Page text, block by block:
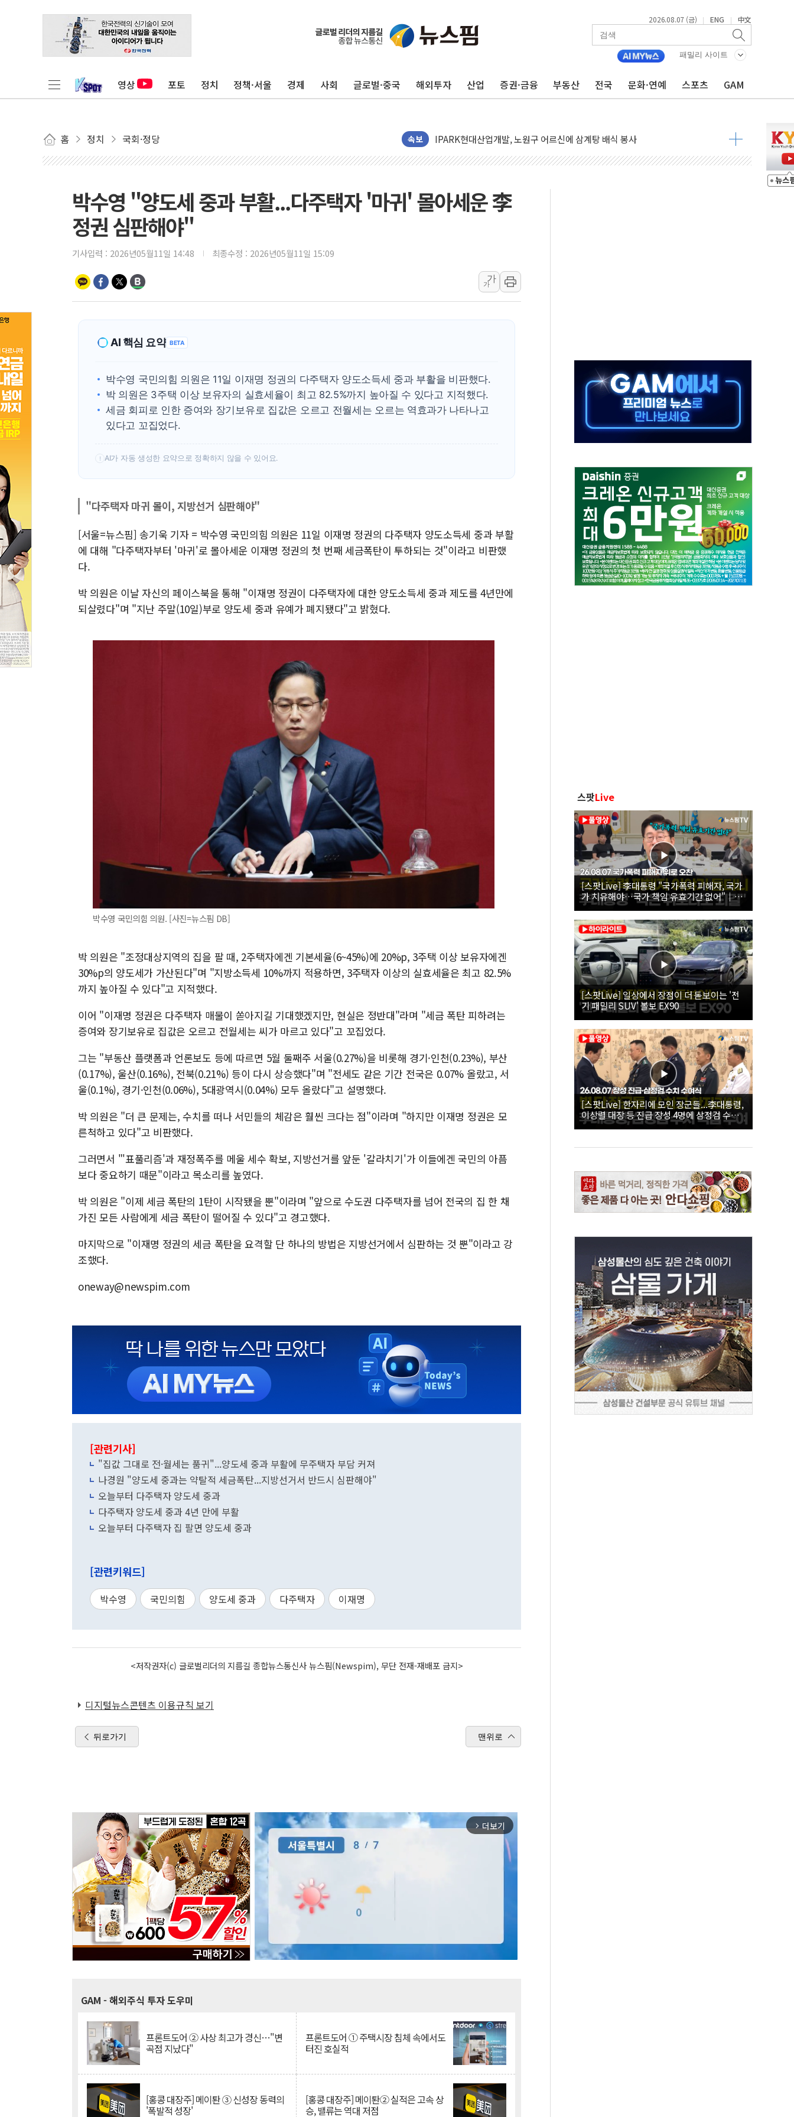
2026.08.07 (금) | ENG | 中文
패밀리 사이트
영상 포토 정치 정책·서울 경제 사회 글로벌·중국 해외투자 산업 증권·금융 부동산 전국 문화·연예 스포츠 GAM
홈 정치 국회·정당 속보
깊이가 다른 글로벌 투자 정보 GAM - 맛보기편 (8/7)
"호남 없이 민주 당권 없다"...송영길·정청래·김민석, 호남 경선 앞두고 총력전
'무순위' 기회 왔다…신길·노량진·장위 서울 알짜 단지 주목
野 의원 42명, '사관학교 통합' 규탄 결의안 발의…이준석·한동훈 동참
준공업지역 용적률 400% 적용하니…재건축보다 재개발 사업성 개선↑
현대해상, 유튜브 양육 콘텐츠 '소셜아이어워드' 대상 수상
대형 저축은행 4%대 예금 사라진다, OK·애큐온·페퍼만 남아
서울 노원 40.2도…8년 만에 서울서 40도 넘어
[ETF 시황] 2차전지 ETF 급등, SK하이닉스 레버리지는 급락
[컨콜] 롯데케미칼 "대산·여수 사업재편 완료시 재무구조 개선 기대"
[마감시황] 코스피, 7주 연속 하락…외국인 매도에 6258.77
박수영 "양도세 중과 부활...다주택자 '마귀' 몰아세운 李
정권 심판해야"
기사입력 : 2026년05월11일 14:48 최종수정 : 2026년05월11일 15:09
가
가
AI 핵심 요약 BETA
박수영 국민의힘 의원은 11일 이재명 정권의 다주택자 양도소득세 중과 부활을 비판했다.
박 의원은 3주택 이상 보유자의 실효세율이 최고 82.5%까지 높아질 수 있다고 지적했다.
세금 회피로 인한 증여와 장기보유로 집값은 오르고 전월세는 오르는 역효과가 나타나고
있다고 꼬집었다.
! AI가 자동 생성한 요약으로 정확하지 않을 수 있어요.
"다주택자 마귀 몰이, 지방선거 심판해야"
[서울=뉴스핌] 송기욱 기자 = 박수영 국민의힘 의원은 11일 이재명 정권의 다주택자 양도소득세 중과 부활
에 대해 "다주택자부터 '마귀'로 몰아세운 이재명 정권의 첫 번째 세금폭탄이 투하되는 것"이라고 비판했
다.
박 의원은 이날 자신의 페이스북을 통해 "이재명 정권이 다주택자에 대한 양도소득세 중과 제도를 4년만에
되살렸다"며 "지난 주말(10일)부로 양도세 중과 유예가 폐지됐다"고 밝혔다.
박수영 국민의힘 의원. [사진=뉴스핌 DB]
박 의원은 "조정대상지역의 집을 팔 때, 2주택자에겐 기본세율(6~45%)에 20%p, 3주택 이상 보유자에겐
30%p의 양도세가 가산된다"며 "지방소득세 10%까지 적용하면, 3주택자 이상의 실효세율은 최고 82.5%
까지 높아질 수 있다"고 지적했다.
이어 "이재명 정권은 다주택자 매물이 쏟아지길 기대했겠지만, 현실은 정반대"라며 "세금 폭탄 피하려는
증여와 장기보유로 집값은 오르고 전월세는 씨가 마르고 있다"고 꼬집었다.
그는 "부동산 플랫폼과 언론보도 등에 따르면 5월 둘째주 서울(0.27%)을 비롯해 경기·인천(0.23%), 부산
(0.17%), 울산(0.16%), 전북(0.21%) 등이 다시 상승했다"며 "전세도 같은 기간 전국은 0.07% 올랐고, 서
울(0.1%), 경기·인천(0.06%), 5대광역시(0.04%) 모두 올랐다"고 설명했다.
박 의원은 "더 큰 문제는, 수치를 떠나 서민들의 체감은 훨씬 크다는 점"이라며 "하지만 이재명 정권은 모
른척하고 있다"고 비판했다.
그러면서 "'표풀리즘'과 재정폭주를 메울 세수 확보, 지방선거를 앞둔 '갈라치기'가 이들에겐 국민의 아픔
보다 중요하기 때문"이라고 목소리를 높였다.
박 의원은 "이제 세금 폭탄의 1탄이 시작됐을 뿐"이라며 "앞으로 수도권 다주택자를 넘어 전국의 집 한 채
가진 모든 사람에게 세금 폭탄이 떨어질 수 있다"고 경고했다.
마지막으로 "이재명 정권의 세금 폭탄을 요격할 단 하나의 방법은 지방선거에서 심판하는 것 뿐"이라고 강
조했다.
oneway@newspim.com
[관련기사]
"집값 그대로 전·월세는 품귀"...양도세 중과 부활에 무주택자 부담 커져
나경원 "양도세 중과는 약탈적 세금폭탄...지방선거서 반드시 심판해야"
오늘부터 다주택자 양도세 중과
다주택자 양도세 중과 4년 만에 부활
오늘부터 다주택자 집 팔면 양도세 중과
[관련키워드]
박수영 국민의힘 양도세 중과 다주택자 이재명
<저작권자(c) 글로벌리더의 지름길 종합뉴스통신사 뉴스핌(Newspim), 무단 전재-재배포 금지>
디지털뉴스콘텐츠 이용규칙 보기
뒤로가기 맨위로
arrow_forward_ios 더보기
GAM - 해외주식 투자 도우미
프론트도어 ② 사상 최고가 경신…"변
곡점 지났다"
프론트도어 ① 주택시장 침체 속에서도
터진 호실적
[홍콩 대장주] 메이퇀 ③ 신성장 동력의
'폭발적 성장'
[홍콩 대장주] 메이퇀② 실적은 고속 상
승, 밸류는 역대 저점
스팟Live
[스팟Live] 李대통령 "국가폭력 피해자, 국가
가 치유해야…국가 책임 유효기간 없어"｜
26.08.07 국가폭력 피해자 위로 오찬
[스팟Live] 일상에서 장점이 더 돋보이는 '전
기 패밀리 SUV' 볼보 EX90
[스팟Live] 한자리에 모인 장군들...李대통령,
이상렬 대장 등 진급 장성 4명에 삼정검 수치
직접 수여｜26.08.07 장성 진급·삼정검 수치